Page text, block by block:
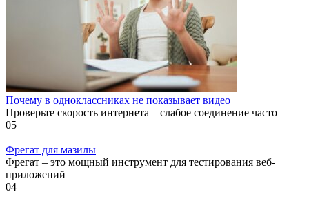
Почему в одноклассниках не показывает видео
Проверьте скорость интернета – слабое соединение часто
05
Фрегат для мазилы
Фрегат – это мощный инструмент для тестирования веб-
приложений
04